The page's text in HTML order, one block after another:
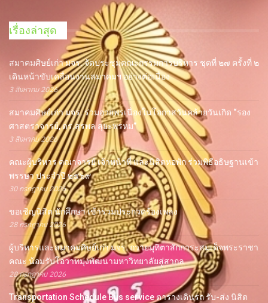
เรื่องล่าสุด
สมาคมศิษย์เก่า มจร. จัดประชุมคณะกรรมการบริหาร ชุดที่ ๒๗ ครั้งที่ ๒
เดินหน้าขับเคลื่อนงานสมาคมฯ อย่างต่อเนื่อง
3 สิงหาคม 2026
สมาคมศิษย์เก่า มจร. ร่วมอวยพรเนื่องในโอกาสวันคล้ายวันเกิด “รอง
ศาสตราจารย์, ดร.สุรพล สุยะพรหม”
3 สิงหาคม 2026
คณะผู้บริหาร คณาจารย์ เจ้าหน้าที่ และนิสิตหอพัก ร่วมพิธีอธิษฐานเข้า
พรรษา ประจำปี ๒๕๖๙
30 กรกฎาคม 2026
ขอเชิญนิสิต นักศึกษา เข้าร่วมประกวดร้องเพลง
28 กรกฎาคม 2026
ผู้บริหารและสมาคมศิษย์เก่า มจร. ถวายมุทิตาสักการะสมเด็จพระราชา
คณะ น้อมรับโอวาทมุ่งพัฒนามหาวิทยาลัยสู่สากล
28 กรกฎาคม 2026
Transportation Schedule Bus service ตารางเดินรถ รับ-ส่ง นิสิต